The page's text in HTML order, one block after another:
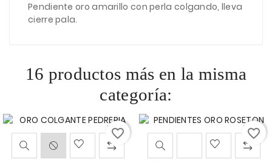
Pendiente oro amarillo con perla colgando, lleva
cierre pala.
16 productos más en la misma
categoría:
-10%
favorite_border -10%
favorite_border